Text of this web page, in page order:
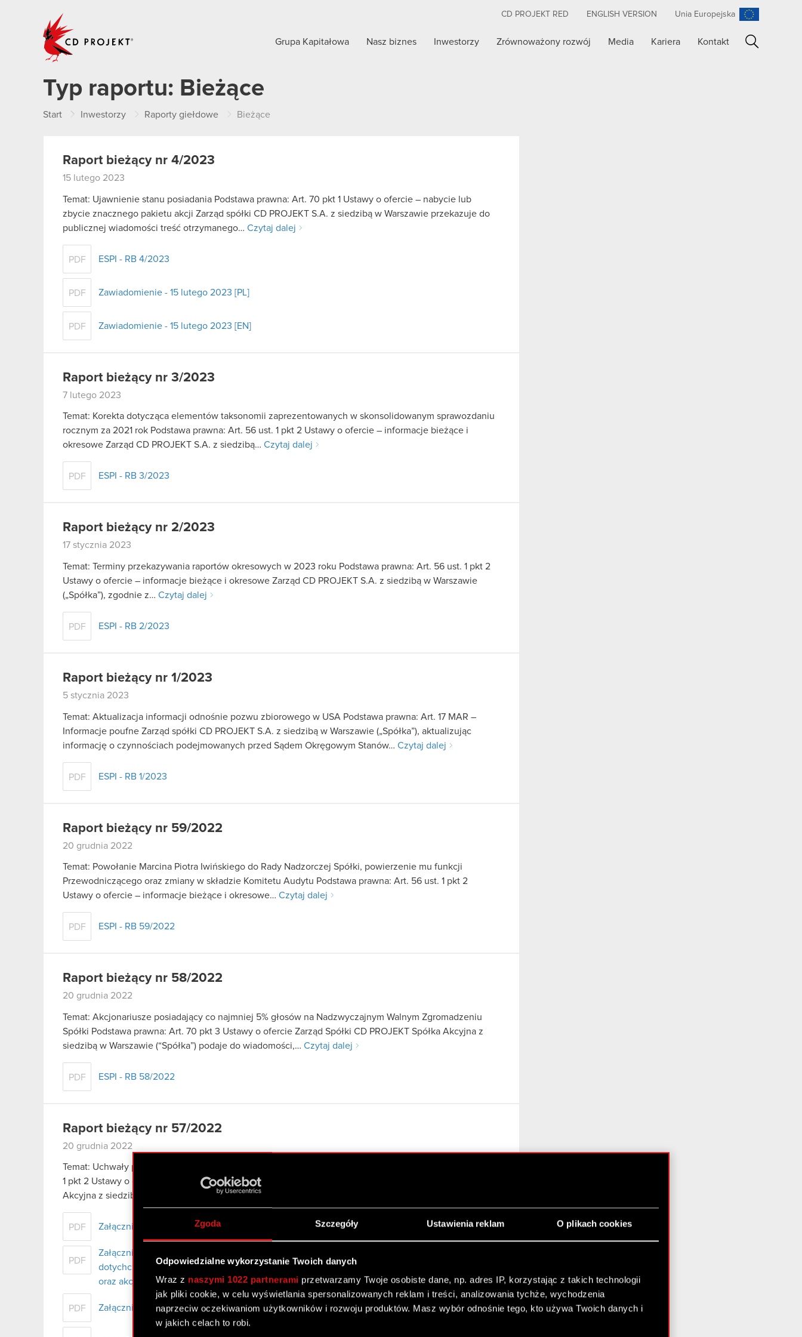
Zgoda Szczegóły Ustawienia reklam O plikach cookies
Odpowiedzialne wykorzystanie Twoich danych
Wraz z naszymi 1022 partnerami przetwarzamy Twoje osobiste dane, np. adres IP, korzystając z takich technologii
jak pliki cookie, w celu wyświetlania spersonalizowanych reklam i treści, analizowania tychże, wychodzenia
naprzeciw oczekiwaniom użytkowników i rozwoju produktów. Masz wybór odnośnie tego, kto używa Twoich danych i
w jakich celach to robi.
CD PROJEKT RED ENGLISH VERSION Unia Europejska
Grupa Kapitałowa Nasz biznes Inwestorzy Zrównoważony rozwój Media Kariera Kontakt
Typ raportu: Bieżące
Start Inwestorzy Raporty giełdowe Bieżące
Raport bieżący nr 4/2023
15 lutego 2023
Temat: Ujawnienie stanu posiadania Podstawa prawna: Art. 70 pkt 1 Ustawy o ofercie – nabycie lub
zbycie znacznego pakietu akcji Zarząd spółki CD PROJEKT S.A. z siedzibą w Warszawie przekazuje do
publicznej wiadomości treść otrzymanego… Czytaj dalej
PDF ESPI - RB 4/2023
PDF Zawiadomienie - 15 lutego 2023 [PL]
PDF Zawiadomienie - 15 lutego 2023 [EN]
Raport bieżący nr 3/2023
7 lutego 2023
Temat: Korekta dotycząca elementów taksonomii zaprezentowanych w skonsolidowanym sprawozdaniu
rocznym za 2021 rok Podstawa prawna: Art. 56 ust. 1 pkt 2 Ustawy o ofercie – informacje bieżące i
okresowe Zarząd CD PROJEKT S.A. z siedzibą… Czytaj dalej
PDF ESPI - RB 3/2023
Raport bieżący nr 2/2023
17 stycznia 2023
Temat: Terminy przekazywania raportów okresowych w 2023 roku Podstawa prawna: Art. 56 ust. 1 pkt 2
Ustawy o ofercie – informacje bieżące i okresowe Zarząd CD PROJEKT S.A. z siedzibą w Warszawie
(„Spółka”), zgodnie z… Czytaj dalej
PDF ESPI - RB 2/2023
Raport bieżący nr 1/2023
5 stycznia 2023
Temat: Aktualizacja informacji odnośnie pozwu zbiorowego w USA Podstawa prawna: Art. 17 MAR –
Informacje poufne Zarząd spółki CD PROJEKT S.A. z siedzibą w Warszawie („Spółka”), aktualizując
informację o czynnościach podejmowanych przed Sądem Okręgowym Stanów… Czytaj dalej
PDF ESPI - RB 1/2023
Raport bieżący nr 59/2022
20 grudnia 2022
Temat: Powołanie Marcina Piotra Iwińskiego do Rady Nadzorczej Spółki, powierzenie mu funkcji
Przewodniczącego oraz zmiany w składzie Komitetu Audytu Podstawa prawna: Art. 56 ust. 1 pkt 2
Ustawy o ofercie – informacje bieżące i okresowe… Czytaj dalej
PDF ESPI - RB 59/2022
Raport bieżący nr 58/2022
20 grudnia 2022
Temat: Akcjonariusze posiadający co najmniej 5% głosów na Nadzwyczajnym Walnym Zgromadzeniu
Spółki Podstawa prawna: Art. 70 pkt 3 Ustawy o ofercie Zarząd Spółki CD PROJEKT Spółka Akcyjna z
siedzibą w Warszawie (“Spółka”) podaje do wiadomości,… Czytaj dalej
PDF ESPI - RB 58/2022
Raport bieżący nr 57/2022
20 grudnia 2022
Temat: Uchwały podjęte przez Nadzwyczajne Walne Zgromadzenie Spółki Podstawa prawna: Art. 56 ust.
1 pkt 2 Ustawy o ofercie – informacje bieżące i okresowe Zarząd Spółki pod firmą CD PROJEKT Spółka
Akcyjna z siedzibą w…
PDF Załącznik 1 - Uchwały podjęte na Nadzwyczajnym Walnym Zgromadzeniu Akcjonariuszy
PDF
Załącznik 2 - Opinia Zarządu CD PROJEKT S.A. w przedmiocie wyłączenia prawa poboru
dotychczasowych akcjonariuszy Spółki w związku z emisją warrantów subskrypcyjnych serii C
oraz akcji serii N
PDF Załącznik 3 - Plan połączenia CD PROJEKT S.A. z CD PROJEKT RED STORE SP. Z O.O.